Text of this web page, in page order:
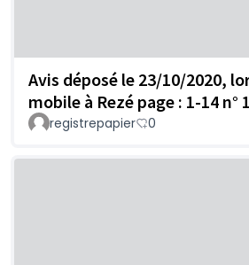
Avis déposé le 23/10/2020,
mobile à Rezé page : 1-14 n°
registrepapier 0